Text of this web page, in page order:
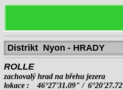
Distrikt Nyon - HRADY
ROLLE
zachovalý hrad na břehu jezera
lokace : 46°27'31.09" /